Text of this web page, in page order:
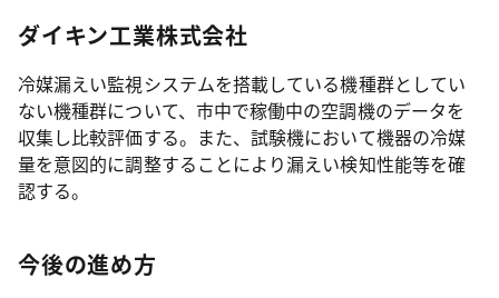
ダイキン工業株式会社
冷媒漏えい監視システムを搭載している機種群としてい
ない機種群について、市中で稼働中の空調機のデータを
収集し比較評価する。また、試験機において機器の冷媒
量を意図的に調整することにより漏えい検知性能等を確
認する。
今後の進め方